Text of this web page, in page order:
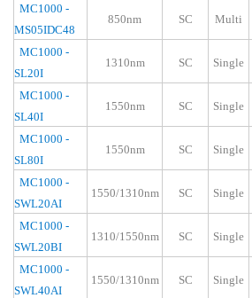
MC1000 -
MS05IDC48
850nm SC Multi
MC1000 -
SL20I
1310nm SC Single
MC1000 -
SL40I
1550nm SC Single
MC1000 -
SL80I
1550nm SC Single
MC1000 -
SWL20AI
1550/1310nm SC Single
MC1000 -
SWL20BI
1310/1550nm SC Single
MC1000 -
SWL40AI
1550/1310nm SC Single